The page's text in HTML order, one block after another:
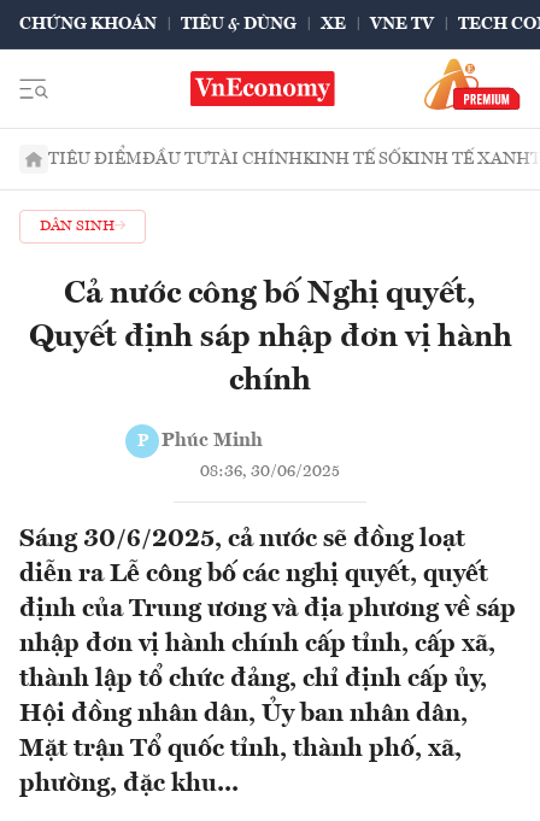
CHỨNG KHOÁN TIÊU & DÙNG XE VNE TV TECH
TIÊU ĐIỂMĐẦU TƯTÀI CHÍNHKINH TẾ SỐKINH TẾ XANH
DÂN SINH
Cả nước công bố Nghị quyết,
Quyết định sáp nhập đơn vị hành
chính
P Phúc Minh
08:36, 30/06/2025
Sáng 30/6/2025, cả nước sẽ đồng loạt
diễn ra Lễ công bố các nghị quyết, quyết
định của Trung ương và địa phương về sáp
nhập đơn vị hành chính cấp tỉnh, cấp xã,
thành lập tổ chức đảng, chỉ định cấp ủy,
Hội đồng nhân dân, Ủy ban nhân dân,
Mặt trận Tổ quốc tỉnh, thành phố, xã,
phường, đặc khu...